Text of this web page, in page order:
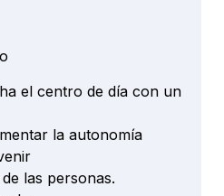
el centro de día con un
la autonomía
las personas.